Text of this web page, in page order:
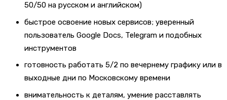
50/50 на русском и английском)
быстрое освоение новых сервисов; уверенный
пользователь Google Docs, Telegram и подобных
инструментов
готовность работать 5/2 по вечернему графику или в
выходные дни по Московскому времени
внимательность к деталям, умение расставлять